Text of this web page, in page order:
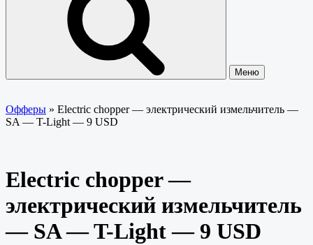
Меню
Офферы » Electric chopper — электрический измельчитель —
SA — T-Light — 9 USD
Electric chopper —
электрический измельчитель
— SA — T-Light — 9 USD